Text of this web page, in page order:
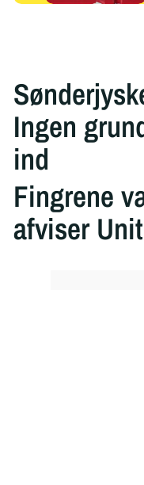
Ingen
ind
Fingrene
afviser